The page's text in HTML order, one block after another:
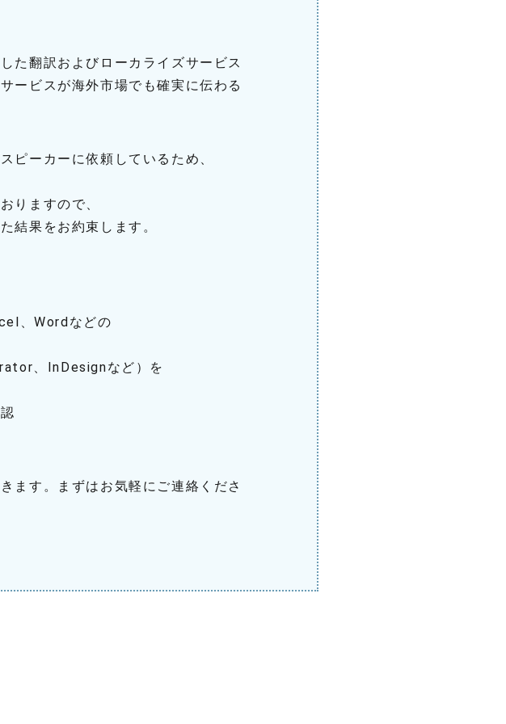
た翻訳およびローカライズサービス
ービスが海外市場でも確実に伝わる
ピーカーに依頼しているため、
りますので、
結果をお約束します。
、Wordなどの
、InDesignなど）を
ます。まずはお気軽にご連絡くださ